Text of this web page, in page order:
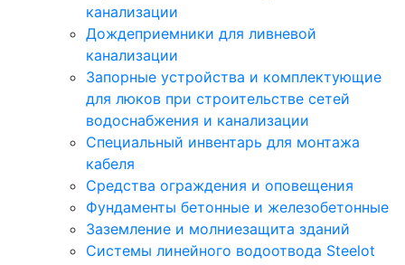
канализации
Дождеприемники для ливневой
канализации
Запорные устройства и комплектующие
для люков при строительстве сетей
водоснабжения и канализации
Специальный инвентарь для монтажа
кабеля
Средства ограждения и оповещения
Фундаменты бетонные и железобетонные
Заземление и молниезащита зданий
Системы линейного водоотвода Steelot